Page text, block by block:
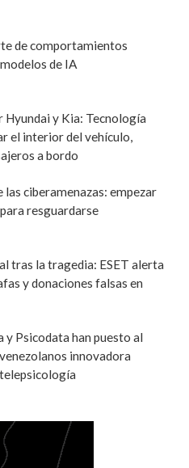
de comportamientos
de IA
Hyundai y Kia: Tecnología
el interior del vehículo,
a bordo
las ciberamenazas: empezar
resguardarse
tras la tragedia: ESET alerta
y donaciones falsas en
y Psicodata han puesto al
innovadora